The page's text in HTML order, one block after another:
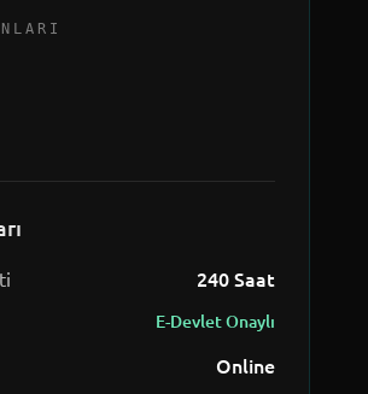
240Saat
E-Devlet Onaylı
Online